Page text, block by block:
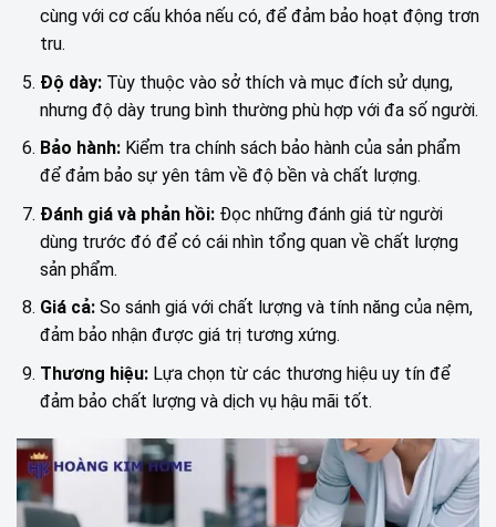
cùng với cơ cấu khóa nếu có, để đảm bảo hoạt động trơn
tru.
Độ dày:Tùy thuộc vào sở thích và mục đích sử dụng,
nhưng độ dày trung bình thường phù hợp với đa số người.
Bảo hành:Kiểm tra chính sách bảo hành của sản phẩm
để đảm bảo sự yên tâm về độ bền và chất lượng.
Đánh giá và phản hồi:Đọc những đánh giá từ người
dùng trước đó để có cái nhìn tổng quan về chất lượng
sản phẩm.
Giá cả:So sánh giá với chất lượng và tính năng của nệm,
đảm bảo nhận được giá trị tương xứng.
Thương hiệu: Lựa chọn từ các thương hiệu uy tín để
đảm bảo chất lượng và dịch vụ hậu mãi tốt.